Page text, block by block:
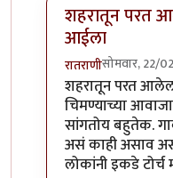
शहरातून परत
आईला
रातराणीसोमवार, 22/
In reply toखुप
शहरातून परत
चिमण्याच्या
सांगतोय बहुतेक.
असं काही असाव
लोकांनी इकडे टोर्च